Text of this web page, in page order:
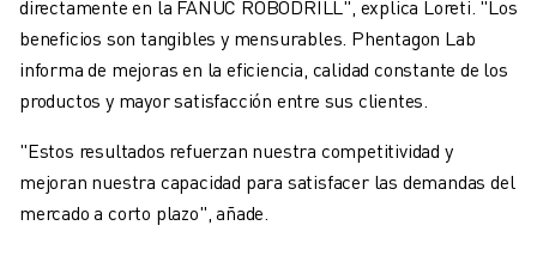
directamente en la FANUC ROBODRILL", explica Loreti. "Los
beneficios son tangibles y mensurables. Phentagon Lab
informa de mejoras en la eficiencia, calidad constante de los
productos y mayor satisfacción entre sus clientes.
"Estos resultados refuerzan nuestra competitividad y
mejoran nuestra capacidad para satisfacer las demandas del
mercado a corto plazo", añade.